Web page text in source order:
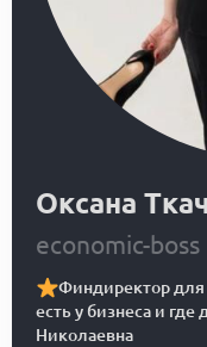
Оксана
economic-boss
Финдиректор для
есть у бизнеса и где
Николаевна